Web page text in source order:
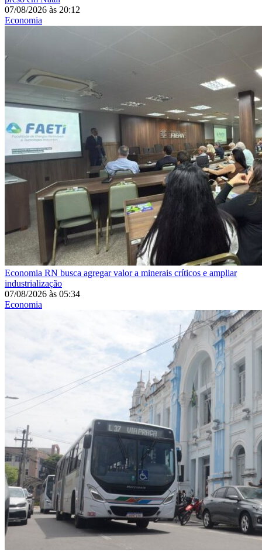
07/08/2026 às 20:12
Economia
Economia RN busca agregar valor a minerais críticos e ampliar
industrialização
07/08/2026 às 05:34
Economia